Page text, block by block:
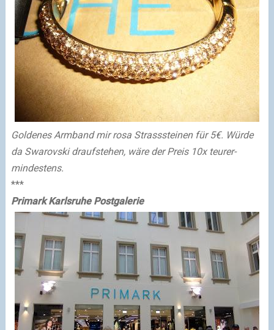
Goldenes Armband mir rosa Strasssteinen für 5€. Würde
da Swarovski draufstehen, wäre der Preis 10x teurer-
mindestens.
***
Primark Karlsruhe Postgalerie